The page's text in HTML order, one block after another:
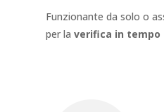
Funzionante da solo o
per la verifica in tempo